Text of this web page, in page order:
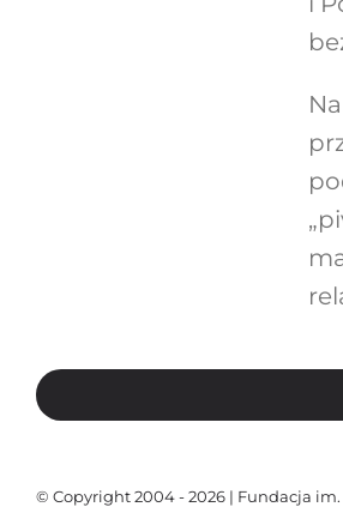
© Copyright 2004 - 2026 | Fundacja